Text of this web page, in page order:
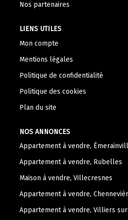
Nos partenaires
LIENS UTILES
Mon compte
Mentions légales
Politique de confidentialité
Politique des cookies
Plan du site
NOS ANNONCES
Appartement à vendre,
Appartement à vendre, Rubelles
Maison à vendre, Villecresnes
Appartement à vendre,
Appartement à vendre, Villiers